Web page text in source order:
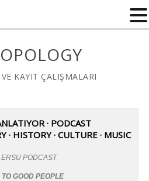
KAYIT ÇALIŞMALARI
· PODCAST
· HISTORY · CULTURE · MUSIC
ERSU PODCAST
GOOD PEOPLE